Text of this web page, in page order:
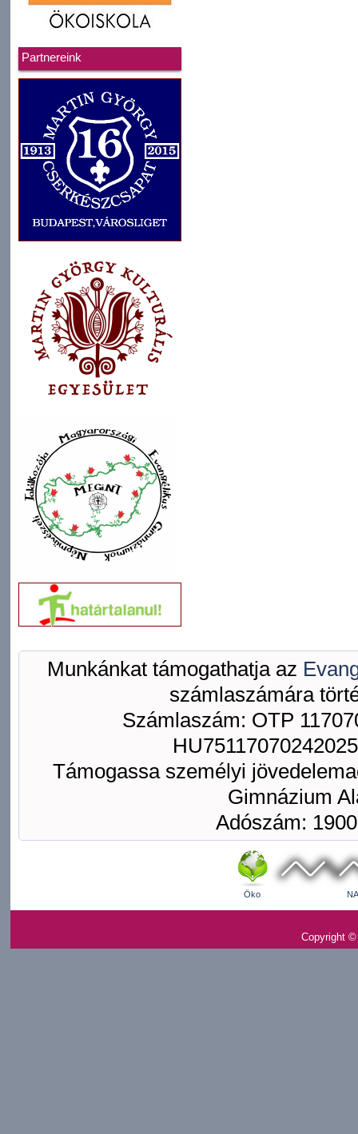
Partnereink
Munkánkat támogathatja az
számlaszámára
Számlaszám: OTP
Támogassa személyi
Gimnázium
Adószám:
Öko
Copyright